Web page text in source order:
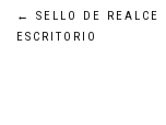
←
SELLO DE REALCE
ESCRITORIO